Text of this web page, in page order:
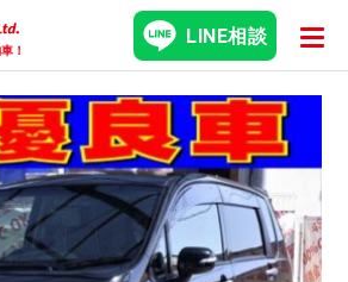
！
LINE相談